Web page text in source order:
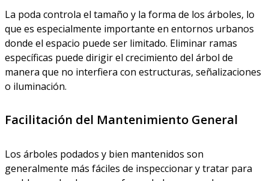
La poda controla el tamaño y la forma de los árboles, lo
que es especialmente importante en entornos urbanos
donde el espacio puede ser limitado. Eliminar ramas
específicas puede dirigir el crecimiento del árbol de
manera que no interfiera con estructuras, señalizaciones
o iluminación.
Facilitación del Mantenimiento General
Los árboles podados y bien mantenidos son
generalmente más fáciles de inspeccionar y tratar para